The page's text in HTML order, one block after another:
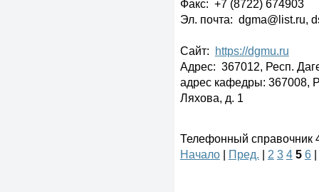
Факс: +7 (8722) 674903
Эл. почта: dgma@list.ru,
Сайт: https://dgmu.ru
Адрес: 367012, Респ.
адрес кафедры: 367008,
Ляхова, д. 1
Телефонный справочник
Начало| Пред. | 2 3 4 5 6|